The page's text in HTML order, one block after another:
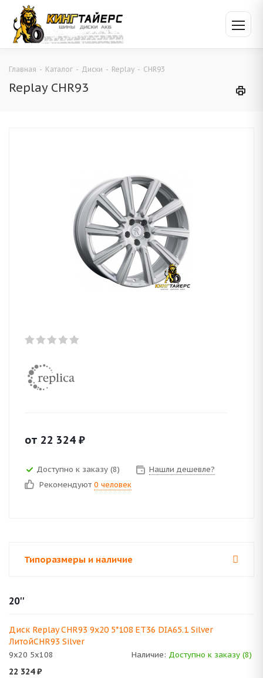
Главная - Каталог - Диски - Replay - CHR93
Replay CHR93
от 22 324 ₽
Доступно к заказу (8)
Нашли дешевле?
Рекомендуют 0 человек
Типоразмеры и наличие
20''
Диск Replay CHR93 9x20 5*108 ET36 DIA65.1 Silver
ЛитойCHR93 Silver
9x20 5x108 Наличие: Доступно к заказу (8)
22 324₽